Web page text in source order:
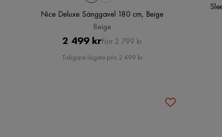
Nice Deluxe Sänggavel 180 cm, Beige
Beige
Pris
2 499 krOriginal
Pris
Förr 2 799 kr
Tidigare lägsta pris 2 499 kr